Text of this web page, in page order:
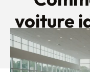
voiture